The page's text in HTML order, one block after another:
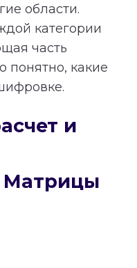
области.
категории
часть
понятно, какие
и
Матрицы